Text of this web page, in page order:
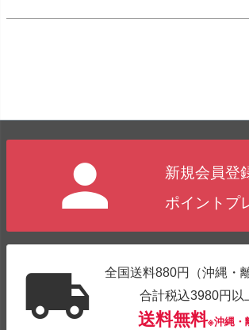
新規会員登
ポイントプ
全国送料880円（沖縄・
合計税込3980円以
送料無料※沖縄・